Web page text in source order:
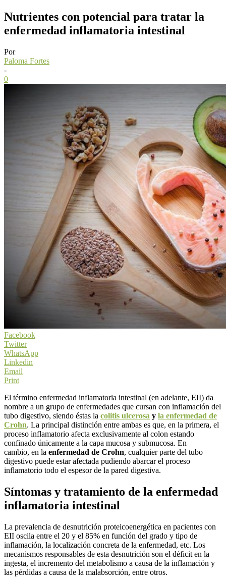
Nutrientes con potencial para tratar la
enfermedad inflamatoria intestinal
Por
Paloma Fortes
-
0
Facebook
Twitter
WhatsApp
Linkedin
Email
Print
El término enfermedad inflamatoria intestinal (en adelante, EII) da
nombre a un grupo de enfermedades que cursan con inflamación del
tubo digestivo, siendo éstas la colitis ulcerosa y la enfermedad de
Crohn. La principal distinción entre ambas es que, en la primera, el
proceso inflamatorio afecta exclusivamente al colon estando
confinado únicamente a la capa mucosa y submucosa. En
cambio, en la enfermedad de Crohn, cualquier parte del tubo
digestivo puede estar afectada pudiendo abarcar el proceso
inflamatorio todo el espesor de la pared digestiva.
Síntomas y tratamiento de la enfermedad
inflamatoria intestinal
La prevalencia de desnutrición proteicoenergética en pacientes con
EII oscila entre el 20 y el 85% en función del grado y tipo de
inflamación, la localización concreta de la enfermedad, etc. Los
mecanismos responsables de esta desnutrición son el déficit en la
ingesta, el incremento del metabolismo a causa de la inflamación y
las pérdidas a causa de la malabsorción, entre otros.